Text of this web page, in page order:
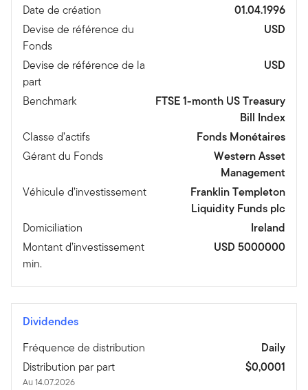
Date de création
01.04.1996
Devise de référence du
Fonds
USD
Devise de référence de la
part
USD
Benchmark
FTSE 1-month US Treasury
Bill Index
Classe d’actifs
Fonds Monétaires
Gérant du Fonds
Western Asset
Management
Véhicule d’investissement
Franklin Templeton
Liquidity Funds plc
Domiciliation
Ireland
Montant d’investissement
min.
USD 5000000
Dividendes
Fréquence de distribution
Daily
Distribution par part
Au 14.07.2026
$0,0001